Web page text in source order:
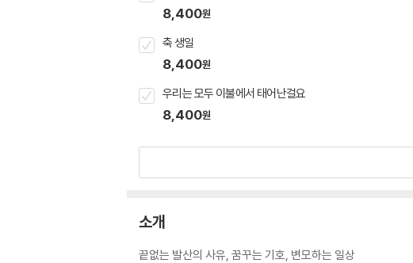
8,400원
축 생일
8,400원
우리는 모두 이불에서 태어난걸요
8,400원
소개
끝없는 발산의 사유, 꿈꾸는 기호, 변모하는 일상